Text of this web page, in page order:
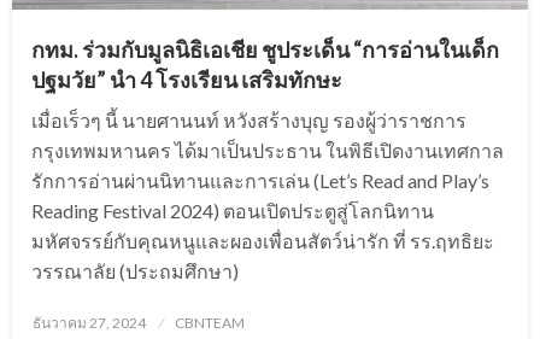
กทม. ร่วมกับมูลนิธิเอเชีย ชูประเด็น “การอ่านในเด็ก
ปฐมวัย” นำ 4 โรงเรียน เสริมทักษะ
เมื่อเร็วๆ นี้ นายศานนท์ หวังสร้างบุญ รองผู้ว่าราชการ
กรุงเทพมหานคร ได้มาเป็นประธาน ในพิธีเปิดงานเทศกาล
รักการอ่านผ่านนิทานและการเล่น (Let’s Read and Play’s
Reading Festival 2024) ตอนเปิดประตูสู่โลกนิทาน
มหัศจรรย์กับคุณหนูและผองเพื่อนสัตว์น่ารัก ที่ รร.ฤทธิยะ
วรรณาลัย (ประถมศึกษา)
Posted
ธันวาคม 27, 2024 CBNTEAM